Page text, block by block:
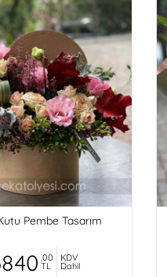
Pembe Tasarım
,00
TL
KDV
Dahil